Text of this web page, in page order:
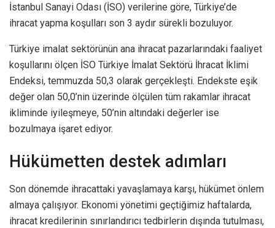
İstanbul Sanayi Odası (İSO) verilerine göre, Türkiye’de
ihracat yapma koşulları son 3 aydır sürekli bozuluyor.
Türkiye imalat sektörünün ana ihracat pazarlarındaki faaliyet
koşullarını ölçen İSO Türkiye İmalat Sektörü İhracat İklimi
Endeksi, temmuzda 50,3 olarak gerçekleşti. Endekste eşik
değer olan 50,0’nin üzerinde ölçülen tüm rakamlar ihracat
ikliminde iyileşmeye, 50’nin altındaki değerler ise
bozulmaya işaret ediyor.
Hükümetten destek adımları
Son dönemde ihracattaki yavaşlamaya karşı, hükümet önlem
almaya çalışıyor. Ekonomi yönetimi geçtiğimiz haftalarda,
ihracat kredilerinin sınırlandırıcı tedbirlerin dışında tutulması,